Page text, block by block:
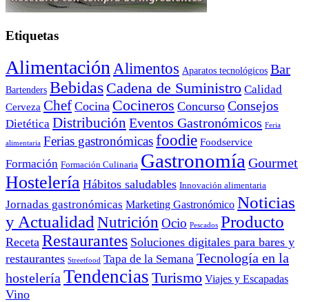
Etiquetas
Alimentación Alimentos Aparatos tecnológicos Bar
Bartenders Bebidas Cadena de Suministro Calidad
Cerveza Chef Cocina Cocineros Concurso Consejos
Dietética Distribución Eventos Gastronómicos Feria
alimentaria Ferias gastronómicasfoodie Foodservice
Formación Formación Culinaria Gastronomía Gourmet
Hostelería Hábitos saludables Innovación alimentaria
Jornadas gastronómicas Marketing Gastronómico Noticias
y Actualidad Nutrición Ocio Pescados Producto
Receta Restaurantes Soluciones digitales para bares y
restaurantes Streetfood Tapa de la Semana Tecnología en la
hostelería Tendencias Turismo Viajes y Escapadas
Vino